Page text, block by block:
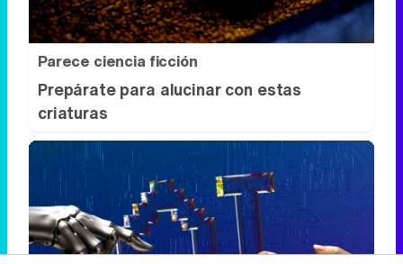
Parece ciencia ficción
Prepárate para alucinar con estas
criaturas